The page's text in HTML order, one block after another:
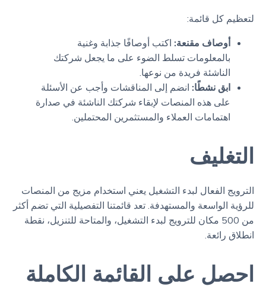
لتعظيم كل قائمة:
أوصاف مقنعة: اكتب أوصافًا جذابة وغنية
بالمعلومات تسلط الضوء على ما يجعل شركتك
الناشئة فريدة من نوعها.
ابق نشطًا: انضم إلى المناقشات وأجب عن الأسئلة
على هذه المنصات لإبقاء شركتك الناشئة في صدارة
اهتمامات العملاء والمستثمرين المحتملين.
التغليف
الترويج الفعال لبدء التشغيل يعني استخدام مزيج من المنصات
للرؤية الواسعة والمستهدفة. تعد قائمتنا التفصيلية التي تضم أكثر
من 500 مكان للترويج لبدء التشغيل، والمتاحة للتنزيل، نقطة
انطلاق رائعة.
احصل على القائمة الكاملة